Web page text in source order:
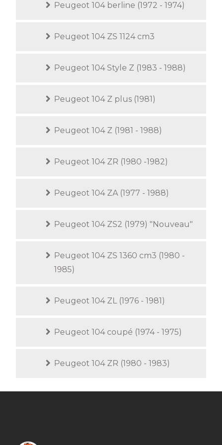
Peugeot 104 berline (1972 - 1974)
Peugeot 104 ZS 1124 cm3
Peugeot 104 Style Z (1983 - 1988)
Peugeot 104 Z plus (1981)
Peugeot 104 Z (1981 - 1988)
Peugeot 104 ZR (1980 -1982)
Peugeot 104 ZA (1977 - 1988)
Peugeot 104 ZS2 (1979) "Nouveau"
Peugeot 104 ZS 1360 cm3 (1980 -
1985)
Peugeot 104 ZL (1976 - 1981)
Peugeot 104 coupé (1974 - 1975)
Peugeot 104 ZR (1980 - 1983)